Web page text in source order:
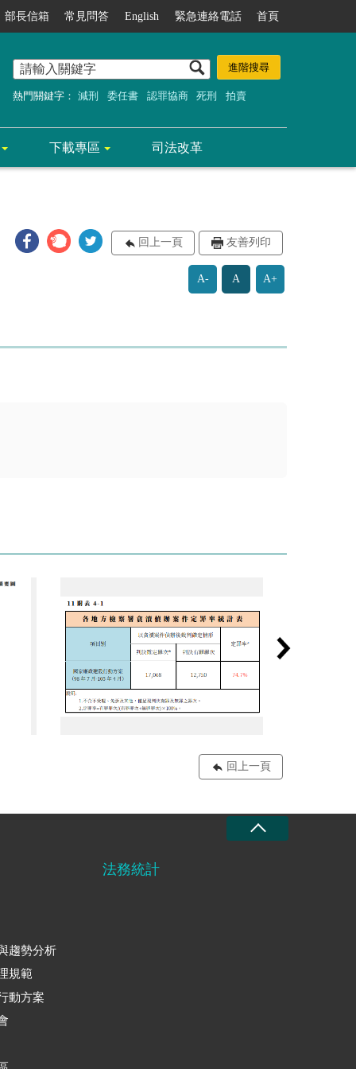
部長信箱 常見問答 English 緊急連絡電話 首頁
熱門關鍵字： 減刑 委任書 認罪協商 死刑 拍賣
下載專區 司法改革
回上一頁 友善列印
A- A A+
回上一頁
趨勢分析
規範
動方案
法務統計